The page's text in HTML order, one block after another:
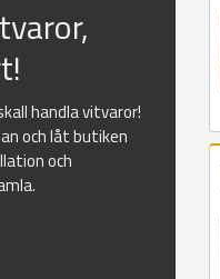
handla vitvaror!
och låt butiken
och